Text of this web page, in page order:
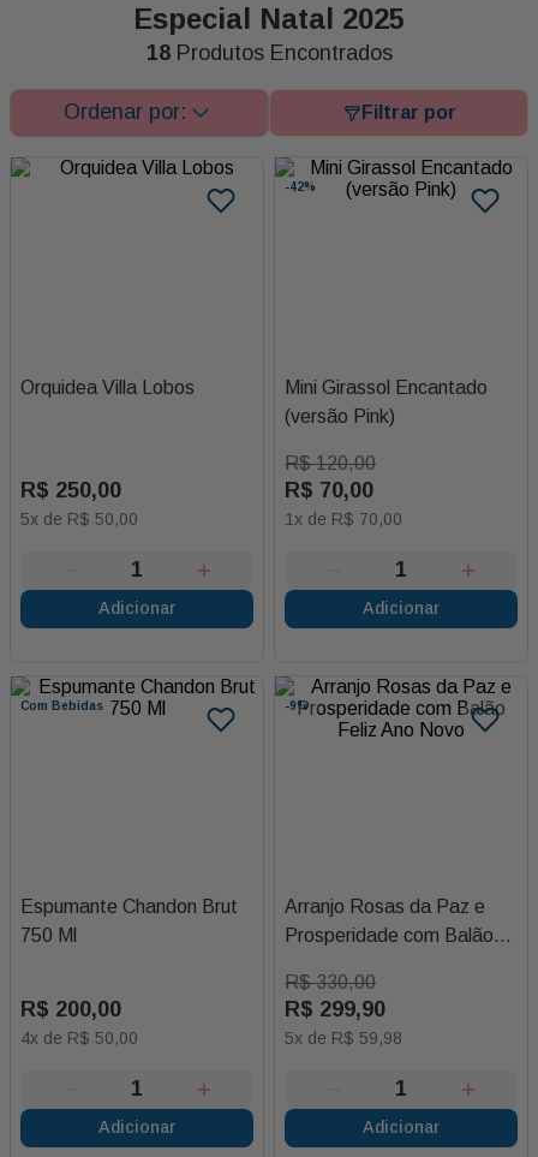
Especial Natal 2025
18 Produtos Encontrados
Orquidea Villa Lobos
R$ 250,00
5x de R$ 50,00
Adicionar
-42%
Mini Girassol Encantado
(versão Pink)
R$ 120,00
R$ 70,00
1x de R$ 70,00
Adicionar
Com Bebidas
Espumante Chandon Brut
750 Ml
R$ 200,00
4x de R$ 50,00
Adicionar
-9%
Arranjo Rosas da Paz e
Prosperidade com Balão
R$ 330,00
R$ 299,90
5x de R$ 59,98
Adicionar